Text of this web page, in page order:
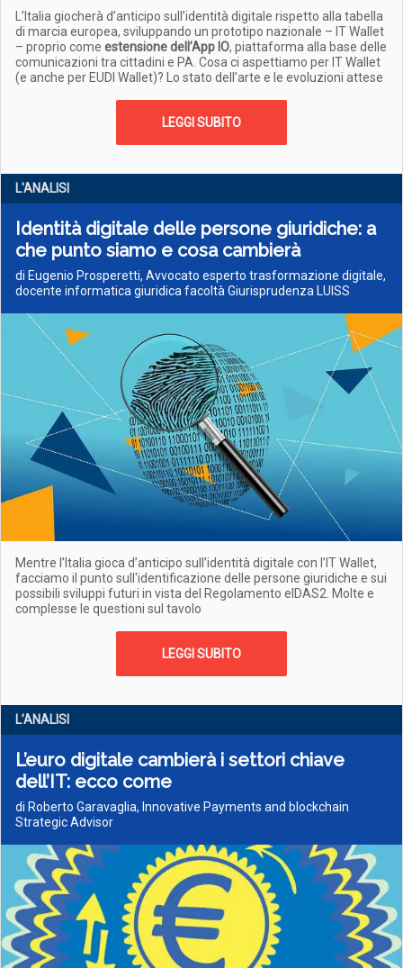
L’Italia giocherà d’anticipo sull’identità digitale rispetto alla tabella
di marcia europea, sviluppando un prototipo nazionale – IT Wallet
– proprio come estensione dell’App IO, piattaforma alla base delle
comunicazioni tra cittadini e PA. Cosa ci aspettiamo per IT Wallet
(e anche per EUDI Wallet)? Lo stato dell’arte e le evoluzioni attese
LEGGI SUBITO
L'ANALISI
Identità digitale delle persone giuridiche: a
che punto siamo e cosa cambierà
di Eugenio Prosperetti, Avvocato esperto trasformazione digitale,
docente informatica giuridica facoltà Giurisprudenza LUISS
Mentre l’Italia gioca d’anticipo sull’identità digitale con l’IT Wallet,
facciamo il punto sull'identificazione delle persone giuridiche e sui
possibili sviluppi futuri in vista del Regolamento eIDAS2. Molte e
complesse le questioni sul tavolo
LEGGI SUBITO
L’ANALISI
L’euro digitale cambierà i settori chiave
dell’IT: ecco come
di Roberto Garavaglia, Innovative Payments and blockchain
Strategic Advisor